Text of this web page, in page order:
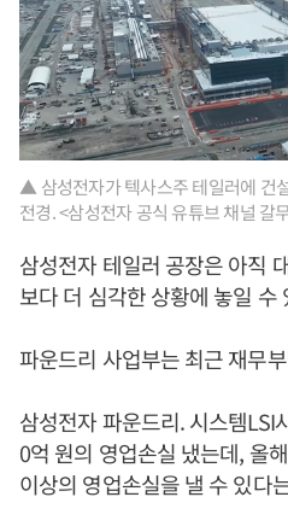
▲ 삼성전자가 텍사스주 테일러에 건
전경. <삼성전자 공식 유튜브 채널 갈
삼성전자 테일러 공장은 아직
보다 더 심각한 상황에 놓일 수
파운드리 사업부는 최근 재무
삼성전자 파운드리. 시스템LSI
0억 원의 영업손실 냈는데, 올
이상의 영업손실을 낼 수 있다